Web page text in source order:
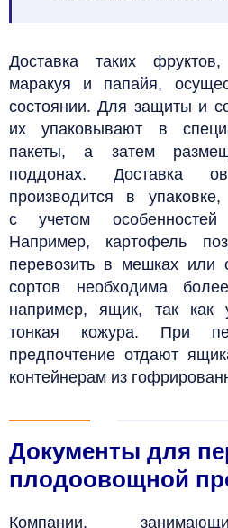
Доставка таких
маракуя и папайя,
состоянии. Для защиты и
их упаковывают в
пакеты, а затем
поддонах. Доставка
производится в
с учетом особенностей
Например, картофель
перевозить в мешках или
сортов необходима
например, ящик, так как
тонкая кожура. При
предпочтение отдают
контейнерам из
Документы для
плодоовощной
Компании,